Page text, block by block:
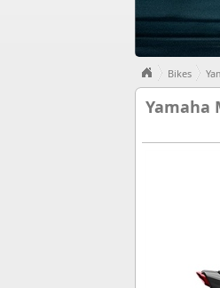
Bikes
Yamaha